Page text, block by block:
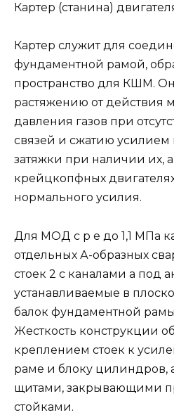
Картер (станина)
Картер служит для
фундаментной рамой,
пространство для КШМ.
растяжению от действия
давления газов при
связей и сжатию усилием
затяжки при наличии их,
крейцкопфных
нормального усилия.
Для МОД с р е до 1,1 МПа
отдельных А-образных
стоек 2 с каналами а под
устанавливаемые в
балок фундаментной рамы
Жесткость конструкции
креплением стоек к
раме и блоку цилиндров,
щитами, закрывающими
стойками.